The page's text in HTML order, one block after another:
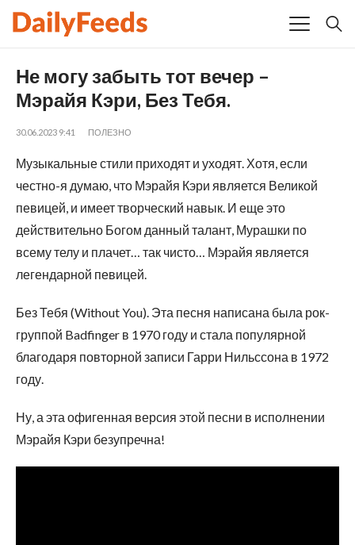
Не могу забыть тот вечер –
Мэрайя Кэри, Без Тебя.
30.06.2023 9:41 ПОЛЕЗНО
Музыкальные стили приходят и уходят. Хотя, если
честно-я думаю, что Мэрайя Кэри является Великой
певицей, и имеет творческий навык. И еще это
действительно Богом данный талант, Мурашки по
всему телу и плачет… так чисто… Мэрайя является
легендарной певицей.
Без Тебя (Without You). Эта песня написана была рок-
группой Badfinger в 1970 году и стала популярной
благодаря повторной записи Гарри Нильссона в 1972
году.
Ну, а эта офигенная версия этой песни в исполнении
Мэрайя Кэри безупречна!